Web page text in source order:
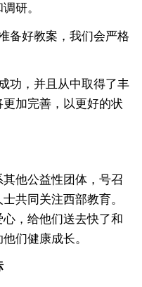
研。
好教案，我们会严格
，并且从中取得了丰
加完善，以更好的状
他公益性团体，号召
共同关注西部教育。
，给他们送去快了和
们健康成长。